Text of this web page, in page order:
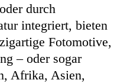
durch
integriert, bieten
Fotomotive,
– oder sogar
Afrika, Asien,